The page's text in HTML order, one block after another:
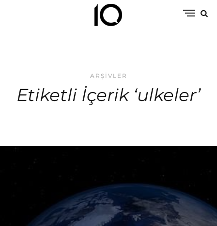
ARŞIVLER
Etiketli İçerik ‘ulkeler’